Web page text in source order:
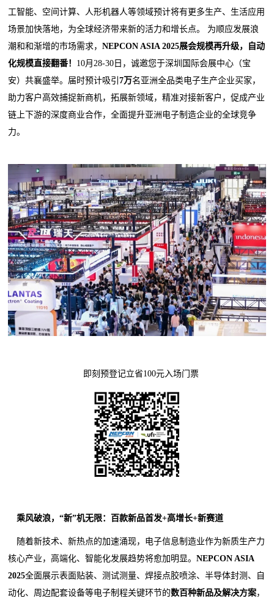
工智能、空间计算、人形机器人等领域预计将有更多生产、生活应用
场景加快落地，为全球经济带来新的活力和增长点。 为顺应发展浪
潮和和渐增的市场需求，NEPCON ASIA 2025展会规模再升级，自动
化规模直接翻番！ 10月28-30日，诚邀您于深圳国际会展中心（宝
安）共襄盛举。届时预计吸引7万名亚洲全品类电子生产企业买家，
助力客户高效捕捉新商机，拓展新领域，精准对接新客户，促成产业
链上下游的深度商业合作，全面提升亚洲电子制造企业的全球竞争
力。
即刻预登记立省100元入场门票
乘风破浪，“新”机无限：百款新品首发+高增长+新赛道
随着新技术、新热点的加速涌现，电子信息制造业作为新质生产力
核心产业，高端化、智能化发展趋势将愈加明显。NEPCON ASIA
2025全面展示表面贴装、测试测量、焊接点胶喷涂、半导体封测、自
动化、周边配套设备等电子制程关键环节的数百种新品及解决方案，